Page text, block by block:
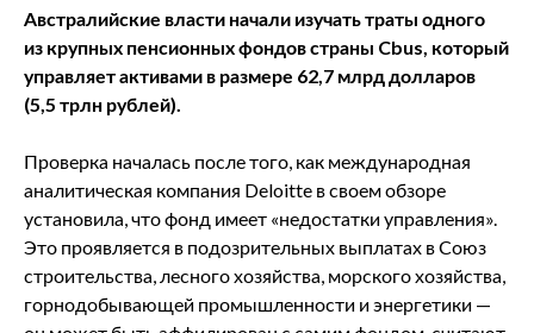
Австралийские власти начали изучать траты одного
из крупных пенсионных фондов страны Cbus, который
управляет активами в размере 62,7 млрд долларов
(5,5 трлн рублей).
Проверка началась после того, как международная
аналитическая компания Deloitte в своем обзоре
установила, что фонд имеет «недостатки управления».
Это проявляется в подозрительных выплатах в Союз
строительства, лесного хозяйства, морского хозяйства,
горнодобывающей промышленности и энергетики —